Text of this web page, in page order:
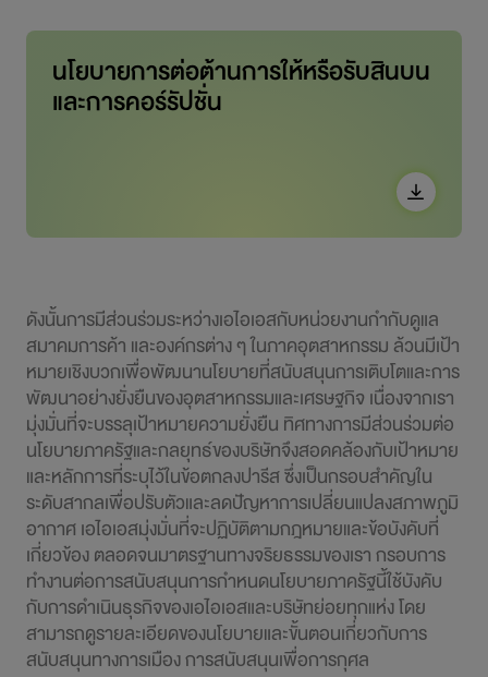
นโยบายการต่อต้านการให้หรือรับสินบน
และการคอร์รัปชั่น
ดังนั้นการมีส่วนร่วมระหว่างเอไอเอสกับหน่วยงานกำกับดูแล
สมาคมการค้า และองค์กรต่าง ๆ ในภาคอุตสาหกรรม ล้วนมีเป้า
หมายเชิงบวกเพื่อพัฒนานโยบายที่สนับสนุนการเติบโตและการ
พัฒนาอย่างยั่งยืนของอุตสาหกรรมและเศรษฐกิจ เนื่องจากเรา
มุ่งมั่นที่จะบรรลุเป้าหมายความยั่งยืน ทิศทางการมีส่วนร่วมต่อ
นโยบายภาครัฐและกลยุทธ์ของบริษัทจึงสอดคล้องกับเป้าหมาย
และหลักการที่ระบุไว้ในข้อตกลงปารีส ซึ่งเป็นกรอบสำคัญใน
ระดับสากลเพื่อปรับตัวและลดปัญหาการเปลี่ยนแปลงสภาพภูมิ
อากาศ เอไอเอสมุ่งมั่นที่จะปฏิบัติตามกฎหมายและข้อบังคับที่
เกี่ยวข้อง ตลอดจนมาตรฐานทางจริยธรรมของเรา กรอบการ
ทำงานต่อการสนับสนุนการกำหนดนโยบายภาครัฐนี้ใช้บังคับ
กับการดำเนินธุรกิจของเอไอเอสและบริษัทย่อยทุกแห่ง โดย
สามารถดูรายละเอียดของนโยบายและขั้นตอนเกี่ยวกับการ
สนับสนุนทางการเมือง การสนับสนุนเพื่อการกุศล